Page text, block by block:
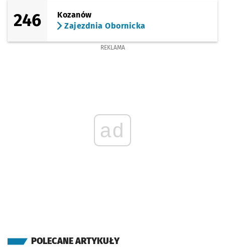
246
Kozanów
Zajezdnia Obornicka
REKLAMA
ad
POLECANE ARTYKUŁY